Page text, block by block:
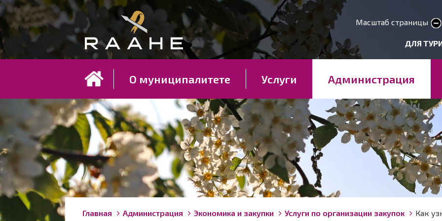
Перейти
к
основному
содержанию
Масштаб страницы
smaller text
larger
Kohderyhmät ДЛЯ
О муниципалитете Услуги Администрация
Строка
You
Главная Администрация Экономика и закупки Услуги по организации закупок Как